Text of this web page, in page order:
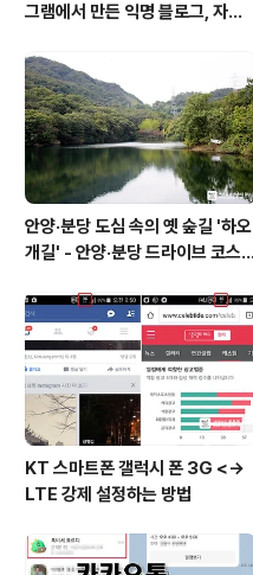
그램에서 만든 익명 블로그, 자유
안양·분당 도심 속의 옛 숲길 '하오
개길' - 안양·분당 드라이브 코스
KT 스마트폰 갤럭시 폰 3G <->
LTE 강제 설정하는 방법